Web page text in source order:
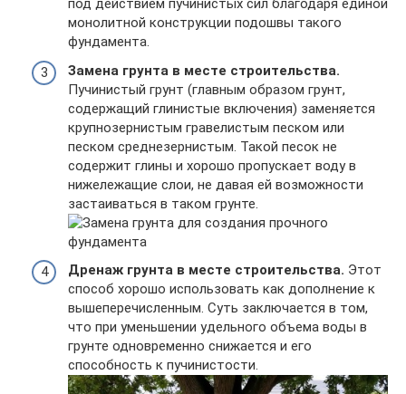
под действием пучинистых сил благодаря единой
монолитной конструкции подошвы такого
фундамента.
Замена грунта в месте строительства.
Пучинистый грунт (главным образом грунт,
содержащий глинистые включения) заменяется
крупнозернистым гравелистым песком или
песком среднезернистым. Такой песок не
содержит глины и хорошо пропускает воду в
нижележащие слои, не давая ей возможности
застаиваться в таком грунте.
Дренаж грунта в месте строительства. Этот
способ хорошо использовать как дополнение к
вышеперечисленным. Суть заключается в том,
что при уменьшении удельного объема воды в
грунте одновременно снижается и его
способность к пучинистости.